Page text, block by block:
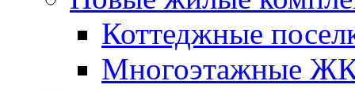
Коттеджные
Многоэтажные